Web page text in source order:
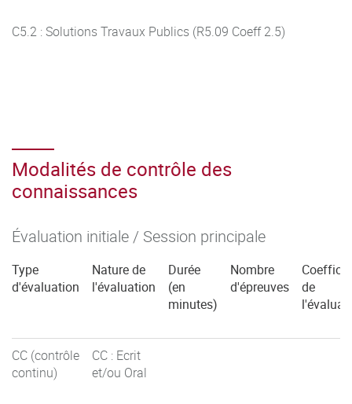
C5.2 : Solutions Travaux Publics (R5.09 Coeff 2.5)
Modalités de contrôle des
connaissances
Évaluation initiale / Session principale
Type
d'évaluation
Nature de
l'évaluation
Durée
(en
minutes)
Nombre
d'épreuves
de
CC (contrôle
continu)
CC : Ecrit
et/ou Oral